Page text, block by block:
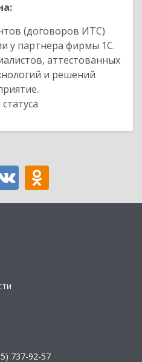
(договоров ИТС)
у партнера фирмы 1С.
аттестованных
и решений
737-92-57